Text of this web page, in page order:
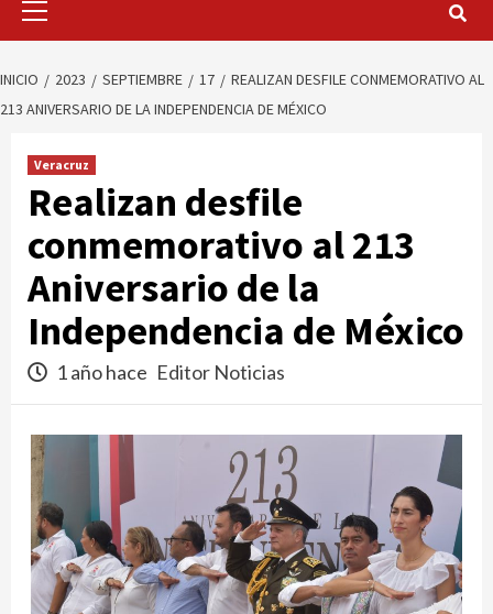
Menú
INICIO 2023 SEPTIEMBRE 17
REALIZAN DESFILE CONMEMORATIVO AL
213 ANIVERSARIO DE LA INDEPENDENCIA DE MÉXICO
Veracruz
Realizan desfile
conmemorativo al 213
Aniversario de la
Independencia de México
1 año hace Editor Noticias